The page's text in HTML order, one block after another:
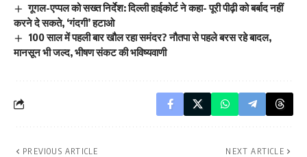
गूगल-एप्पल को सख्त निर्देश: दिल्ली हाईकोर्ट ने कहा- पूरी पीढ़ी को बर्बाद नहीं
करने दे सकते, ‘गंदगी’ हटाओ
100 साल में पहली बार खौल रहा समंदर? नौतपा से पहले बरस रहे बादल,
मानसून भी जल्द, भीषण संकट की भविष्यवाणी
PREVIOUS ARTICLE NEXT ARTICLE